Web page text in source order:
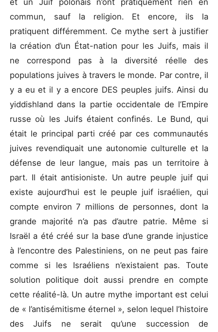
et un Juif polonais n’ont pratiquement rien en
commun, sauf la religion. Et encore, ils la
pratiquent différemment. Ce mythe sert à justifier
la création d’un État-nation pour les Juifs, mais il
ne correspond pas à la diversité réelle des
populations juives à travers le monde. Par contre, il
y a eu et il y a encore DES peuples juifs. Ainsi du
yiddishland dans la partie occidentale de l’Empire
russe où les Juifs étaient confinés. Le Bund, qui
était le principal parti créé par ces communautés
juives revendiquait une autonomie culturelle et la
défense de leur langue, mais pas un territoire à
part. Il était antisioniste. Un autre peuple juif qui
existe aujourd’hui est le peuple juif israélien, qui
compte environ 7 millions de personnes, dont la
grande majorité n’a pas d’autre patrie. Même si
Israël a été créé sur la base d’une grande injustice
à l’encontre des Palestiniens, on ne peut pas faire
comme si les Israéliens n’existaient pas. Toute
solution politique doit aussi prendre en compte
cette réalité-là. Un autre mythe important est celui
de « l’antisémitisme éternel », selon lequel l’histoire
des Juifs ne serait qu’une succession de